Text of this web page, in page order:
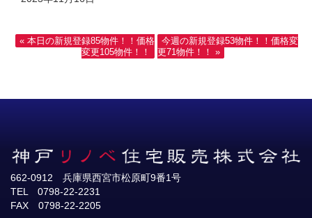
« 本日の新規登録85物件！！価格
変更105物件！！
今週の新規登録53物件！！価格変
更71物件！！ »
662-0912 兵庫県西宮市松原町9番1号
TEL 0798-22-2231
FAX 0798-22-2205